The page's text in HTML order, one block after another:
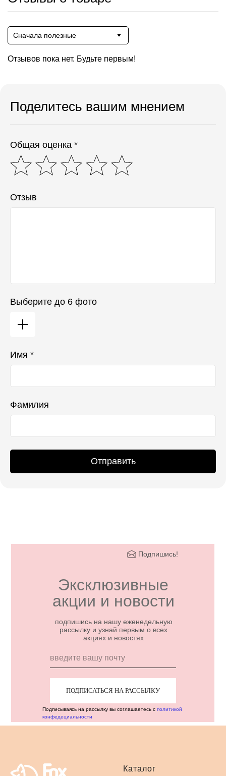
Сначала полезные
Отзывов пока нет. Будьте первым!
Поделитесь вашим мнением
Общая оценка *
Отзыв
Выберите до 6 фото
Имя *
Фамилия
Отправить
Эксклюзивные
акции и новости
ПОДПИСАТЬСЯ НА РАССЫЛКУ
подпишись на нашу еженедельную
рассылку и узнай первым о всех
акциях и новостях
Подпишись!
Подписываясь на рассылку вы соглашаетесь с политикой
конфедециальности
Каталог